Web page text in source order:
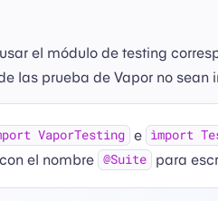
el módulo de testing
las prueba de Vapor no sean
VaporTesting e ìmport
el nombre @Suite para